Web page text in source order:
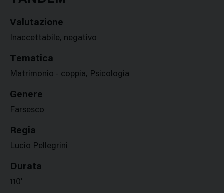
Valutazione
Inaccettabile, negativo
Tematica
Matrimonio - coppia, Psicologia
Genere
Farsesco
Regia
Lucio Pellegrini
Durata
110'